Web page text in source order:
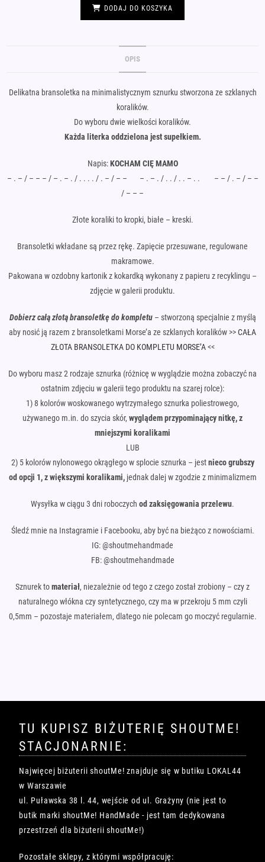
239,00 zł.
139,00 zł.
DODAJ DO KOSZYKA
OPIS
Delikatna bransoletka na minimalistycznym sznurku stworzona ze szklanych
koralików.
Do wyboru dwie wielkości koralików.
Każda literka oddzielona jest supełkiem.
Napis:KOCHAM CIĘ MAMO
– . – / – – – / – . – . / . . . . / . – / – – – . – . / . . / . . – . . – – / . – / – –
/ – – –
Złote koraliki to kropki, białe – kreski.
Bransoletki wkładane są przez rękę. Zapięcie przesuwane, regulowane
makramowe.
Pakowana w ozdobny kartonik z kokardką wykonany z papieru z recyklingu –
zdjęcie w galerii produktu.
Dobierz całą złotą bransoletkę do kompletu – stworzoną specjalnie z myślą
aby nosić ją razem z bransoletkami Morse’a ze szklanych koralików >>CAŁA
ZŁOTA BRANSOLETKA DO KOMPLETU MORSE’A<<
Do wyboru masz 2 rodzaje sznurka (różnicę w wyglądzie można zobaczyć na
ostatnim zdjęciu w galerii tego produktu na szarej rolce):
1) 8 kolorów woskowanego wytrzymałego sznurka poliestrowego,
używanego m.in. do szycia skór, wyglądem przypominający nitkę, z
mniejszymi koralikami
LUB
2) 5 kolorów nylonowego okrągłego w splocie sznurka – jestnieco grubszy
od opcji 1, z większymi koralikami, jednak dalej w zgodzie z minimalizmem
Wysyłka w ciągu 3 dni roboczych od zaksięgowania przelewu.
Śledź mnie na Instagramie i Facebooku, aby być na bieżąco z nowościami.
IG: @shoutmehandmade
FB: @shoutmehandmade
Sznurek tomateriał, niezależnie od tego z czego został zrobiony – czy z
naturalnego włókna czy syntetycznego, czy ma w przekroju 5 mm czyli
0,5mm – pozostaje materiałem, dlatego nie polecam go moczyć regularnie.
TU KUPISZ BIŻUTERIĘ SHOUTME!
STACJONARNIE:
Najwięcej biżuterii shoutMe! znajduje się w butiku LOKAL44
w Warszawie
ul. Puławska 38 l. 44, wejście od ul. Grażyny (nie jest to
butik marki shoutMe! HandMade - jest tam dedykowana
przestrzeń dla biżuterii shoutMe!)
Pozostałe sklepy, z którymi współpracuję: